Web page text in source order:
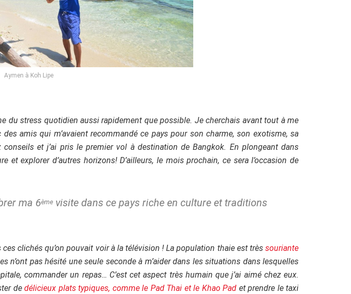
Aymen à Koh Lipe
du stress quotidien aussi rapidement que possible. Je cherchais avant tout à me
amis qui m’avaient recommandé ce pays pour son charme, son exotisme, sa
et j’ai pris le premier vol à destination de Bangkok. En plongeant dans
et explorer d’autres horizons! D’ailleurs, le mois prochain, ce sera l’occasion de
ma 6ème visite dans ce pays riche en culture et traditions
clichés qu’on pouvait voir à la télévision ! La population thaie est très souriante
n’ont pas hésité une seule seconde à m’aider dans les situations dans lesquelles
commander un repas… C’est cet aspect très humain que j’ai aimé chez eux.
dedélicieux plats typiques, comme le Pad Thai et le Khao Pad et prendre le taxi